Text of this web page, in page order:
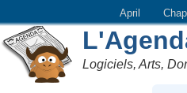
April
Logiciels, Arts,